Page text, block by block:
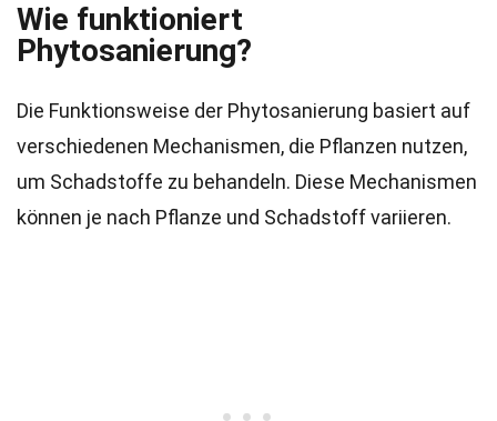
Wie funktioniert
Phytosanierung?
Die Funktionsweise der Phytosanierung basiert auf
verschiedenen Mechanismen, die Pflanzen nutzen,
um Schadstoffe zu behandeln. Diese Mechanismen
können je nach Pflanze und Schadstoff variieren.